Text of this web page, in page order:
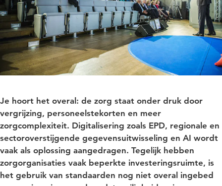
Je hoort het overal: de zorg staat onder druk door
vergrijzing, personeelstekorten en meer
zorgcomplexiteit. Digitalisering zoals EPD, regionale en
sectoroverstijgende gegevensuitwisseling en AI wordt
vaak als oplossing aangedragen. Tegelijk hebben
zorgorganisaties vaak beperkte investeringsruimte, is
het gebruik van standaarden nog niet overal ingebed